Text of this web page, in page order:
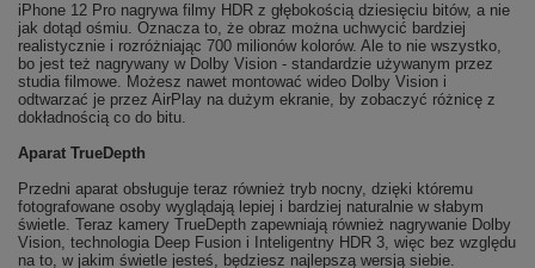
iPhone 12 Pro nagrywa filmy HDR z głębokością dziesięciu bitów, a nie
jak dotąd ośmiu. Oznacza to, że obraz można uchwycić bardziej
realistycznie i rozróżniając 700 milionów kolorów. Ale to nie wszystko,
bo jest też nagrywany w Dolby Vision - standardzie używanym przez
studia filmowe. Możesz nawet montować wideo Dolby Vision i
odtwarzać je przez AirPlay na dużym ekranie, by zobaczyć różnicę z
dokładnością co do bitu.
Aparat TrueDepth
Przedni aparat obsługuje teraz również tryb nocny, dzięki któremu
fotografowane osoby wyglądają lepiej i bardziej naturalnie w słabym
świetle. Teraz kamery TrueDepth zapewniają również nagrywanie Dolby
Vision, technologia Deep Fusion i Inteligentny HDR 3, więc bez względu
na to, w jakim świetle jesteś, będziesz najlepszą wersją siebie.